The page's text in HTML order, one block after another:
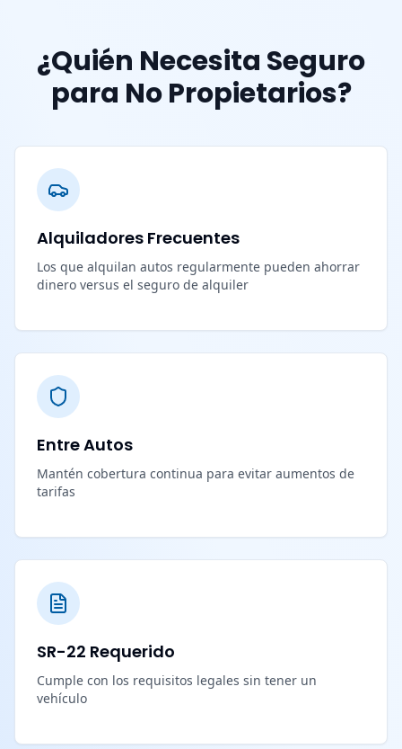
¿Quién Necesita Seguro
para No Propietarios?
Alquiladores Frecuentes
Los que alquilan autos regularmente pueden ahorrar
dinero versus el seguro de alquiler
Entre Autos
Mantén cobertura continua para evitar aumentos de
tarifas
SR-22 Requerido
Cumple con los requisitos legales sin tener un
vehículo